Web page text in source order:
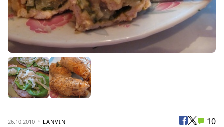
26.10.2010 LANVIN 10